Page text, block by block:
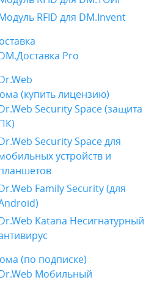
RFID для DM.Invent
Pro
(купить лицензию)
Security Space (защита
Security Space для
устройств и
Family Security (для
Katana Несигнатурный
(по подписке)
Мобильный